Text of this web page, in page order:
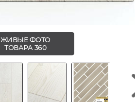
ЖИВЫЕ ФОТО
ТОВАРА 360